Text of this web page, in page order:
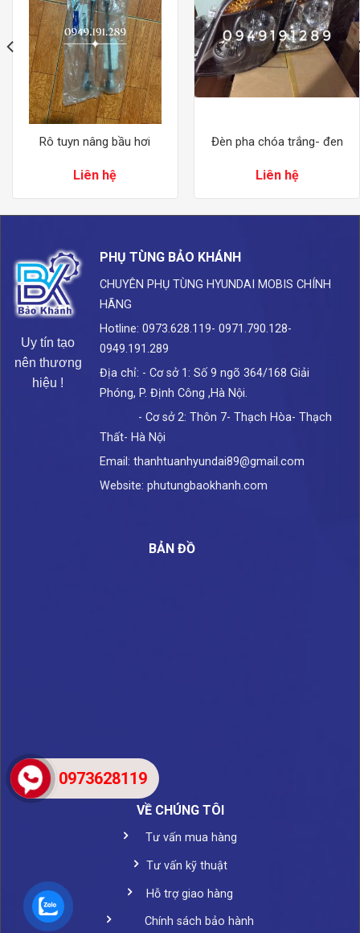
Rô tuyn nâng bầu hơi
Liên hệ
Đèn pha chóa trắng- đen
Liên hệ
Uy tín tạo
nên thương
hiệu !
PHỤ TÙNG BẢO KHÁNH
CHUYÊN PHỤ TÙNG HYUNDAI MOBIS CHÍNH
HÃNG
Hotline: 0973.628.119- 0971.790.128-
0949.191.289
Địa chỉ: - Cơ sở 1: Số 9 ngõ 364/168 Giải
Phóng, P. Định Công ,Hà Nội.
- Cơ sở 2: Thôn 7- Thạch Hòa- Thạch
Thất- Hà Nội
Email: thanhtuanhyundai89@gmail.com
Website: phutungbaokhanh.com
BẢN ĐỒ
VỀ CHÚNG TÔI
Tư vấn mua hàng
Tư vấn kỹ thuật
Hỗ trợ giao hàng
Chính sách bảo hành
0973628119